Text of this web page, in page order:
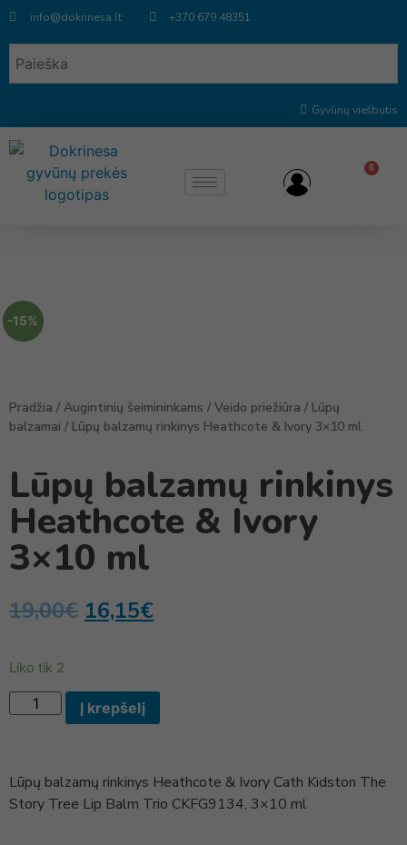
info@dokrinesa.lt +370 679 48351
Gyvūnų viešbutis
0
-15%
Pradžia / Augintinių šeimininkams / Veido priežiūra / Lūpų
balzamai / Lūpų balzamų rinkinys Heathcote & Ivory 3×10 ml
Lūpų balzamų rinkinys
Heathcote & Ivory
3×10 ml
19,00€ 16,15€
Liko tik 2
Į krepšelį
Lūpų balzamų rinkinys Heathcote & Ivory Cath Kidston The
Story Tree Lip Balm Trio CKFG9134, 3×10 ml